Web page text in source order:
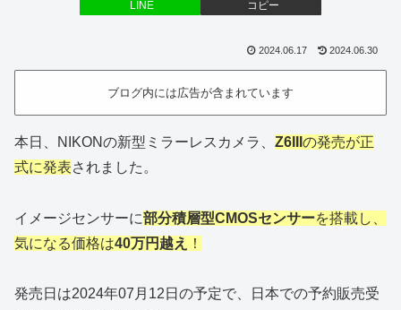
LINE コピー
2024.06.17 2024.06.30
ブログ内には広告が含まれています
本日、NIKONの新型ミラーレスカメラ、 Z6III の発売が正
式に発表されました。
イメージセンサーに部分積層型CMOSセンサーを搭載し、
気になる価格は40万円越え ！
発売日は2024年07月12日の予定で、日本での予約販売受